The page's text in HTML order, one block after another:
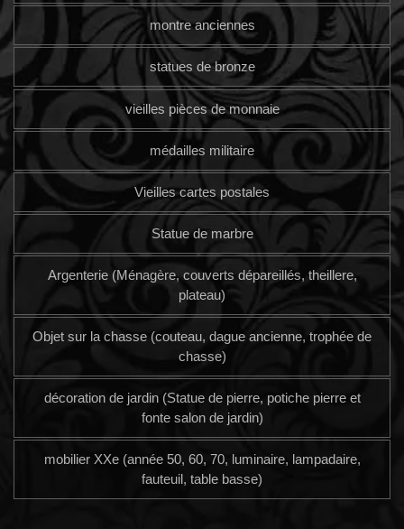
montre anciennes
statues de bronze
vieilles pièces de monnaie
médailles militaire
Vieilles cartes postales
Statue de marbre
Argenterie (Ménagère, couverts dépareillés, theillere,
plateau)
Objet sur la chasse (couteau, dague ancienne, trophée de
chasse)
décoration de jardin (Statue de pierre, potiche pierre et
fonte salon de jardin)
mobilier XXe (année 50, 60, 70, luminaire, lampadaire,
fauteuil, table basse)